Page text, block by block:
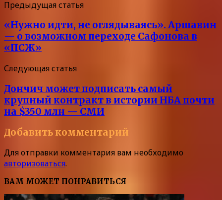
Предыдущая статья
«Нужно идти, не оглядываясь». Аршавин
— о возможном переходе Сафонова в
«ПСЖ»
Следующая статья
Дончич может подписать самый
крупный контракт в истории НБА почти
на $350 млн — СМИ
Добавить комментарий
Для отправки комментария вам необходимо
авторизоваться.
ВАМ МОЖЕТ ПОНРАВИТЬСЯ